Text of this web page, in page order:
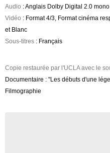
Audio : Anglais Dolby Digital 2.0 mono
Vidéo : Format 4/3, Format cinéma
et Blanc
Sous-titres : Français
Copie restaurée par l'UCLA avec le
Documentaire : "Les débuts d'une
Filmographie